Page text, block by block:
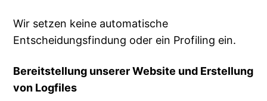
Wir setzen keine automatische
Entscheidungsfindung oder ein Profiling ein.
Bereitstellung unserer Website und Erstellung
von Logfiles